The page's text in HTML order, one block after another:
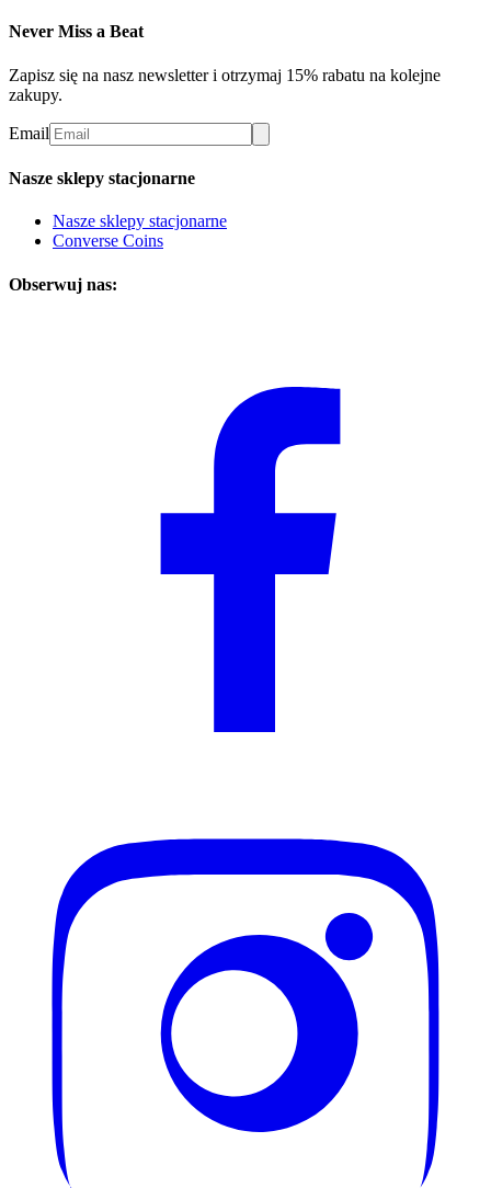
Never Miss a Beat
Zapisz się na nasz newsletter i otrzymaj 15% rabatu na kolejne
zakupy.
Email
Nasze sklepy stacjonarne
Nasze sklepy stacjonarne
Converse Coins
Obserwuj nas: